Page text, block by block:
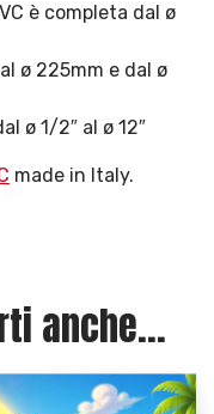
è completa dal ø
ø 225mm e dal ø
ø 1/2″ al ø 12″
made in Italy.
anche...